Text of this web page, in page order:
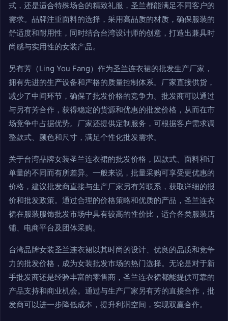
式，还是适合特殊场合的精致礼服，圣兰都能满足不同客户的
需求。品牌注重面料的选择，采用高品质的材质，确保服装的
舒适度和耐用性，同时结合台湾设计师的创意，打造出兼具时
尚感与实用性的女装产品。
另有芳（Ling You Fang）作为圣兰连衣裙的批发生产厂家，
拥有先进的生产设备和严格的质量控制体系。厂家直接供货，
减少了中间环节，确保了批发价格的竞争力。批发商可以通过
与另有芳合作，获得稳定的货源和优惠的批发价格，从而在市
场竞争中占据优势。厂家还提供定制服务，可根据客户需求调
整款式、颜色和尺寸，满足个性化批发需求。
关于台湾品牌女装圣兰连衣裙的批发价格，因款式、面料和订
单量的不同而有所差异。一般来说，批量采购可享受更优惠的
价格，建议批发商直接与生产厂家另有芳联系，获取详细的报
价和批发政策。通过合理的价格策略和优质的产品，圣兰连衣
裙在服装服饰批发市场中具有较高的性价比，适合各类服装店
铺、电商平台及团体采购。
台湾品牌女装圣兰连衣裙以其时尚的设计、优良的品质和竞争
力的批发价格，成为女装批发市场的热门选择。无论是对于新
手批发商还是经验丰富的零售商，圣兰连衣裙都能提供可靠的
产品支持和商业机会。通过与生产厂家另有芳的直接合作，批
发商可以进一步降低成本，提升利润空间，实现双赢合作。